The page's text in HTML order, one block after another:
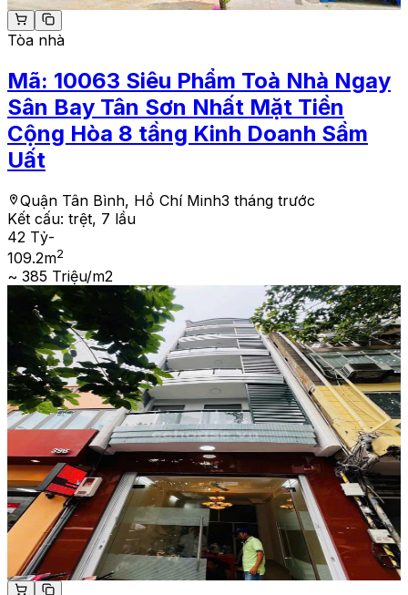
Tòa nhà
Mã: 10063 Siêu Phẩm Toà Nhà Ngay
Sân Bay Tân Sơn Nhất Mặt Tiền
Cộng Hòa 8 tầng Kinh Doanh Sầm
Uất
Quận Tân Bình, Hồ Chí Minh3 tháng trước
Kết cấu: trệt, 7 lầu
42 Tỷ-
109.2m2
~ 385 Triệu/m2